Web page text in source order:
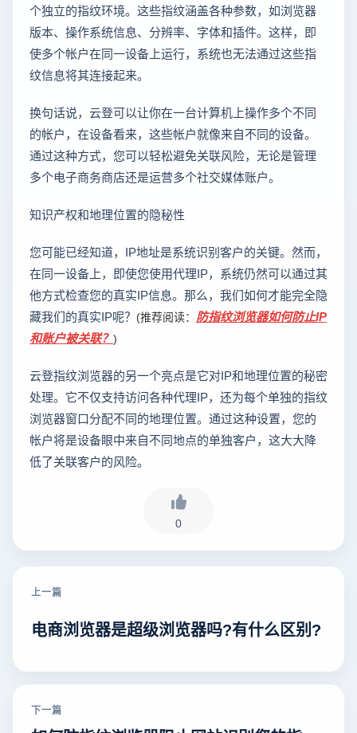
个独立的指纹环境。这些指纹涵盖各种参数，如浏览器
版本、操作系统信息、分辨率、字体和插件。这样，即
使多个帐户在同一设备上运行，系统也无法通过这些指
纹信息将其连接起来。
换句话说，云登可以让你在一台计算机上操作多个不同
的帐户，在设备看来，这些帐户就像来自不同的设备。
通过这种方式，您可以轻松避免关联风险，无论是管理
多个电子商务商店还是运营多个社交媒体账户。
知识产权和地理位置的隐秘性
您可能已经知道，IP地址是系统识别客户的关键。然而，
在同一设备上，即使您使用代理IP，系统仍然可以通过其
他方式检查您的真实IP信息。那么，我们如何才能完全隐
藏我们的真实IP呢？ (推荐阅读： 防指纹浏览器如何防止IP
和账户被关联？ )
云登指纹浏览器的另一个亮点是它对IP和地理位置的秘密
处理。它不仅支持访问各种代理IP，还为每个单独的指纹
浏览器窗口分配不同的地理位置。通过这种设置，您的
帐户将是设备眼中来自不同地点的单独客户，这大大降
低了关联客户的风险。
0
上一篇
电商浏览器是超级浏览器吗?有什么区别?
下一篇